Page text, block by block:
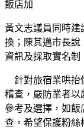
黃文志議員同時建
換；陳其邁市長說
資訊及採取實名制
針對旅宿業哄抬
稽查，嚴防業者以
參考及選擇，如飯
查，希望保護粉絲